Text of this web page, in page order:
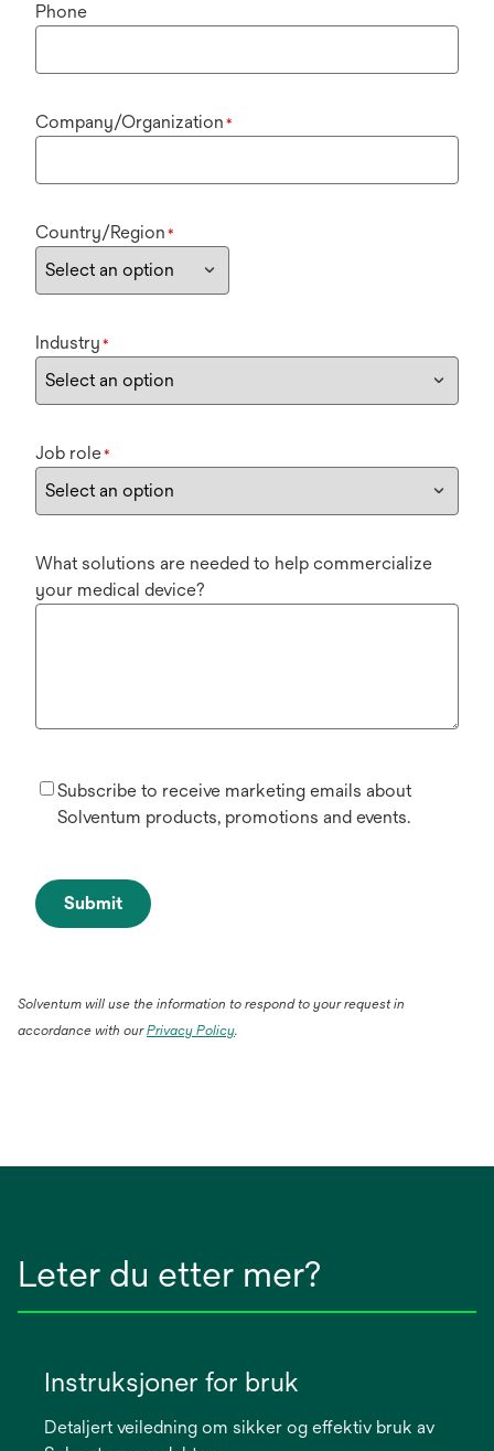
Phone
Company/Organization *
Country/Region *
Industry *
Job role*
What solutions are needed to help commercialize
your medical device?
Subscribe to receive marketing emails about
Solventum products, promotions and events.
Submit
Solventum will use the information to respond to your request in
accordance with ourPrivacy Policy.
Leter du etter mer?
Instruksjoner for bruk
Detaljert veiledning om sikker og effektiv bruk av